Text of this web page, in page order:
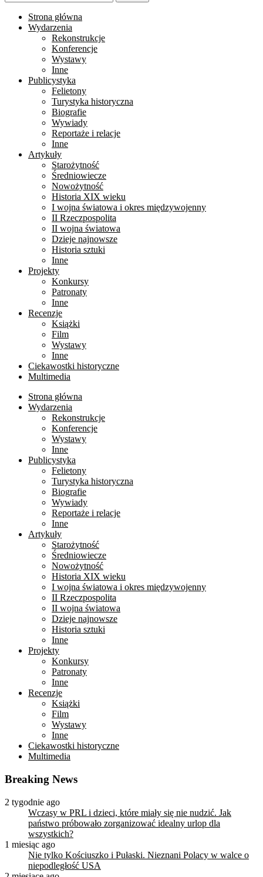
Strona główna
Wydarzenia
Rekonstrukcje
Konferencje
Wystawy
Inne
Publicystyka
Felietony
Turystyka historyczna
Biografie
Wywiady
Reportaże i relacje
Inne
Artykuły
Starożytność
Średniowiecze
Nowożytność
Historia XIX wieku
I wojna światowa i okres międzywojenny
II Rzeczpospolita
II wojna światowa
Dzieje najnowsze
Historia sztuki
Inne
Projekty
Konkursy
Patronaty
Inne
Recenzje
Książki
Film
Wystawy
Inne
Ciekawostki historyczne
Multimedia
Strona główna
Wydarzenia
Rekonstrukcje
Konferencje
Wystawy
Inne
Publicystyka
Felietony
Turystyka historyczna
Biografie
Wywiady
Reportaże i relacje
Inne
Artykuły
Starożytność
Średniowiecze
Nowożytność
Historia XIX wieku
I wojna światowa i okres międzywojenny
II Rzeczpospolita
II wojna światowa
Dzieje najnowsze
Historia sztuki
Inne
Projekty
Konkursy
Patronaty
Inne
Recenzje
Książki
Film
Wystawy
Inne
Ciekawostki historyczne
Multimedia
Breaking News
2 tygodnie ago
Wczasy w PRL i dzieci, które miały się nie nudzić. Jak
państwo próbowało zorganizować idealny urlop dla
wszystkich?
1 miesiąc ago
Nie tylko Kościuszko i Pułaski. Nieznani Polacy w walce o
niepodległość USA